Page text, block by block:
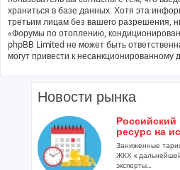
храниться в базе данных. Хотя эта
третьим лицам без вашего разрешения,
«Форумы по отоплению,
phpBB Limited не может быть
могут привести к несанкционированному
Новости рынка
ресурс на
Заниженные
ЖКХ к
эксперты...